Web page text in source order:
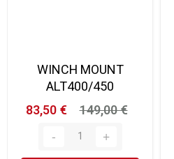
WINCH MOUNT
ALT400/450
83,50 €
149,00 €